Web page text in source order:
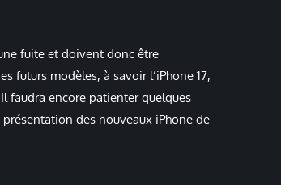
fuite et doivent donc être
futurs modèles, à savoir l’iPhone 17,
Il faudra encore patienter quelques
des nouveaux iPhone de